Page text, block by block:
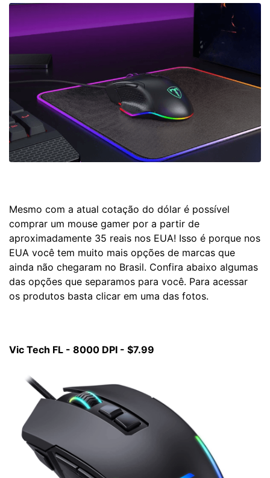
Mesmo com a atual cotação do dólar é possível
comprar um mouse gamer por a partir de
aproximadamente 35 reais nos EUA! Isso é porque nos
EUA você tem muito mais opções de marcas que
ainda não chegaram no Brasil. Confira abaixo algumas
das opções que separamos para você. Para acessar
os produtos basta clicar em uma das fotos.
Vic Tech FL - 8000 DPI - $7.99